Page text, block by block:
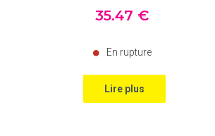
35.47 €
En rupture